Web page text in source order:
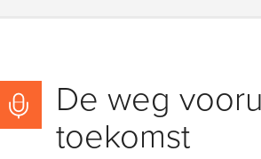
De weg
toekomst